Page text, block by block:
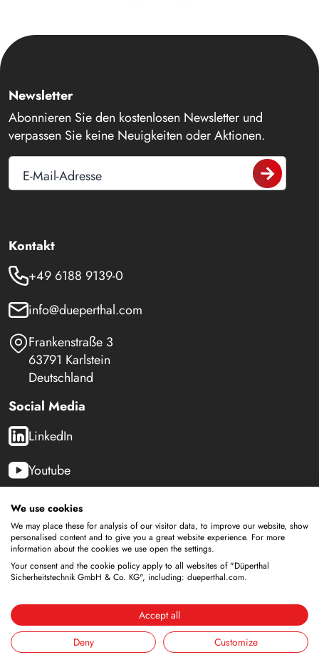
Newsletter
Abonnieren Sie den kostenlosen Newsletter und
verpassen Sie keine Neuigkeiten oder Aktionen.
E-Mail-Adresse
Kontakt
+49 6188 9139-0
info@dueperthal.com
Frankenstraße 3
63791 Karlstein
Deutschland
Social Media
LinkedIn
Youtube
Sicherheitsschränke
Lagerung von brennbaren Flüssigkeiten
Lagerung von Batterien
Lagerung zur Versorgung
Lagerung von Druckgasflaschen
Lagerung mit integrierter Entsorgung
Gekühlte Lagerung
Kombinierte Lagerung
We use cookies
We may place these for analysis of our visitor data, to improve our website, show
personalised content and to give you a great website experience. For more
information about the cookies we use open the settings.
Your consent and the cookie policy apply to all websites of "Düperthal
Sicherheitstechnik GmbH & Co. KG", including: dueperthal.com.
Accept all
Deny
Customize